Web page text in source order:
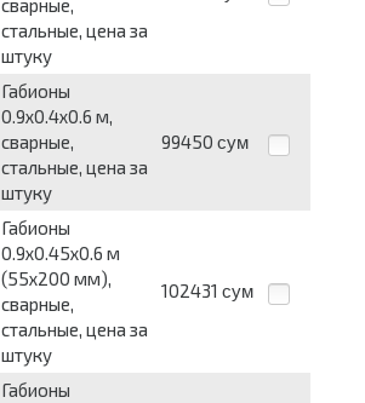
сварные,
стальные, цена за
штуку
Габионы
0.9х0.4х0.6 м,
сварные,
стальные, цена за
штуку
99450 сум
Габионы
0.9х0.45х0.6 м
(55х200 мм),
сварные,
стальные, цена за
штуку
102431 сум
Габионы